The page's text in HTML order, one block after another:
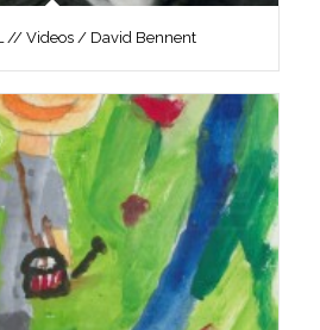
// Videos / David Bennent